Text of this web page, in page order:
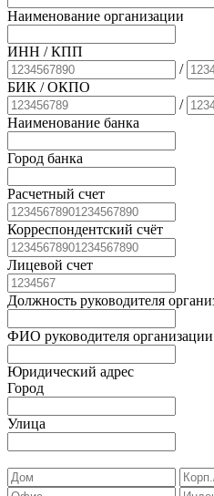
Наименование организации
ИНН / КПП
/
БИК / ОКПО
/
Наименование банка
Город банка
Расчетный счет
Корреспондентский счёт
Лицевой счет
Должность руководителя
ФИО руководителя организации
Юридический адрес
Город
Улица